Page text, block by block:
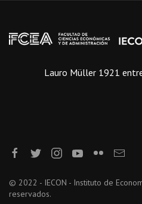
Lauro Müller 1921
© 2022 - IECON - Instituto de
reservados.